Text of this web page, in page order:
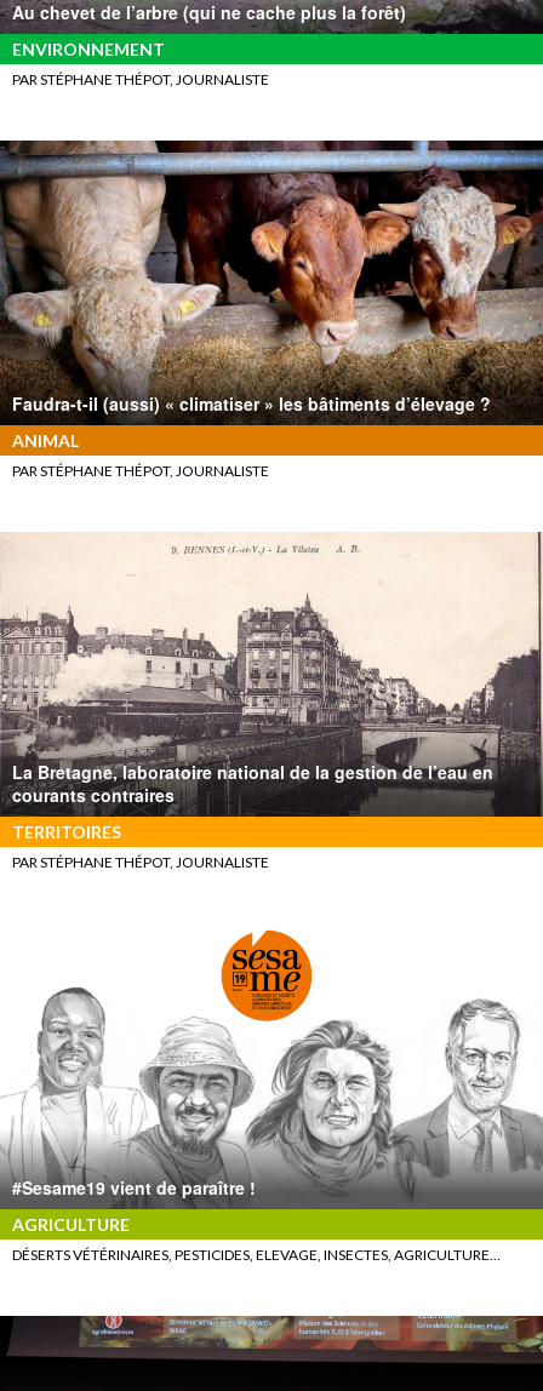
Au chevet de l’arbre (qui ne cache plus la forêt)
ENVIRONNEMENT
PAR STÉPHANE THÉPOT, JOURNALISTE
Faudra-t-il (aussi) « climatiser » les bâtiments d’élevage ?
ANIMAL
PAR STÉPHANE THÉPOT, JOURNALISTE
La Bretagne, laboratoire national de la gestion de l’eau en
courants contraires
TERRITOIRES
PAR STÉPHANE THÉPOT, JOURNALISTE
#Sesame19 vient de paraître !
AGRICULTURE
DÉSERTS VÉTÉRINAIRES, PESTICIDES, ELEVAGE, INSECTES, AGRICULTURE…